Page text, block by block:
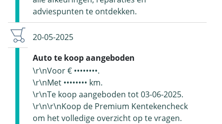
adviespunten te ontdekken.
20-05-2025
Auto te koop aangeboden
\r\nVoor € ••••••••.
\r\nMet •••••••• km.
\r\nTe koop aangeboden tot 03-06-2025.
\r\n\r\nKoop de Premium Kentekencheck
om het volledige overzicht op te vragen.